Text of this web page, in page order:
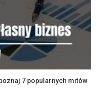
7 popularnych mitów